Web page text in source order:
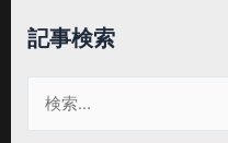
記事検索
索